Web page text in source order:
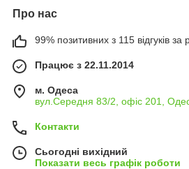
Про нас
99% позитивних з 115 відгуків за
Працює з 22.11.2014
м. Одеса
вул.Середня 83/2, офіс 201,
Контакти
Сьогодні вихідний
Показати весь графік роботи